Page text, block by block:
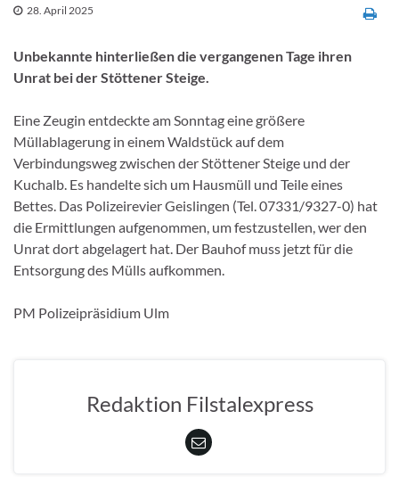
28. April 2025
Unbekannte hinterließen die vergangenen Tage ihren
Unrat bei der Stöttener Steige.
Eine Zeugin entdeckte am Sonntag eine größere
Müllablagerung in einem Waldstück auf dem
Verbindungsweg zwischen der Stöttener Steige und der
Kuchalb. Es handelte sich um Hausmüll und Teile eines
Bettes. Das Polizeirevier Geislingen (Tel. 07331/9327-0) hat
die Ermittlungen aufgenommen, um festzustellen, wer den
Unrat dort abgelagert hat. Der Bauhof muss jetzt für die
Entsorgung des Mülls aufkommen.
PM Polizeipräsidium Ulm
Redaktion Filstalexpress